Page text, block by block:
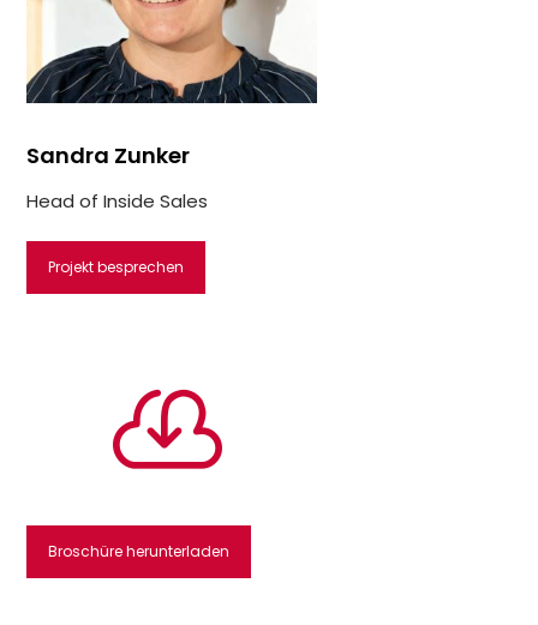
Sandra Zunker
Head of Inside Sales
Projekt besprechen

Broschüre herunterladen